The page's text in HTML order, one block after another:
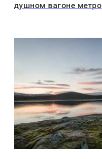
душном вагоне метро